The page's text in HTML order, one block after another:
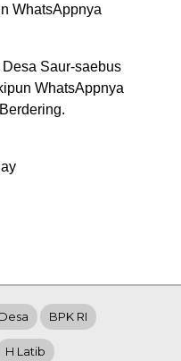
WhatsAppnya
Saur-saebus
WhatsAppnya
BPK RI
H Latib